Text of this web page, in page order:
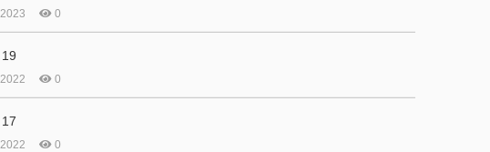
0
0
0